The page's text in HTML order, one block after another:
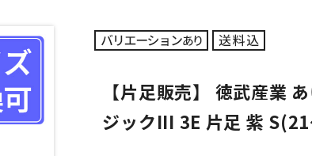
【片足販売】 徳武産業
ジックIII 3E 片足 紫